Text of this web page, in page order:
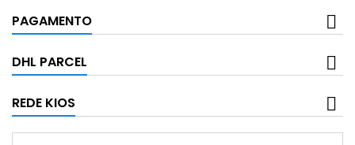
PAGAMENTO
DHL PARCEL
REDE KIOS